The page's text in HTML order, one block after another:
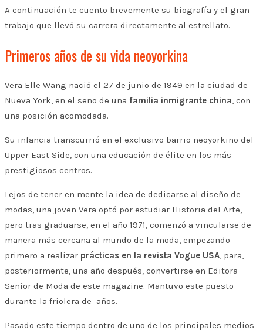
A continuación te cuento brevemente su biografía y el gran
trabajo que llevó su carrera directamente al estrellato.
Primeros años de su vida neoyorkina
Vera Elle Wang nació el 27 de junio de 1949 en la ciudad de
Nueva York, en el seno de una familia inmigrante china, con
una posición acomodada.
Su infancia transcurrió en el exclusivo barrio neoyorkino del
Upper East Side, con una educación de élite en los más
prestigiosos centros.
Lejos de tener en mente la idea de dedicarse al diseño de
modas, una joven Vera optó por estudiar Historia del Arte,
pero tras graduarse, en el año 1971, comenzó a vincularse de
manera más cercana al mundo de la moda, empezando
primero a realizar prácticas en la revista Vogue USA, para,
posteriormente, una año después, convertirse en Editora
Senior de Moda de este magazine. Mantuvo este puesto
durante la friolera de años.
Pasado este tiempo dentro de uno de los principales medios